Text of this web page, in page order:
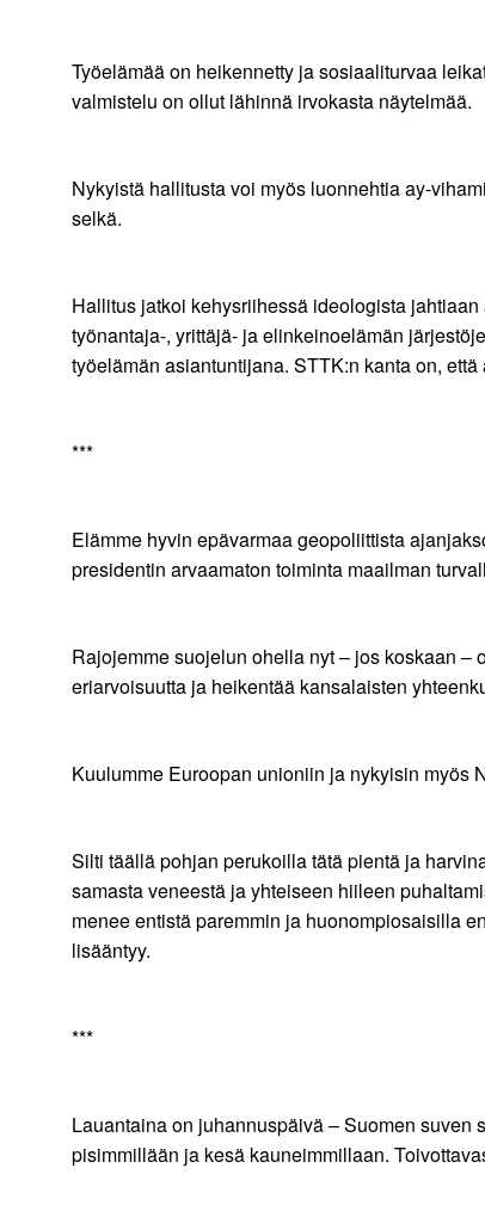
Työelämää on heikennetty ja sosiaaliturvaa
valmistelu on ollut lähinnä irvokasta näytelmää.
Nykyistä hallitusta voi myös luonnehtia ay-
selkä.
Hallitus jatkoi kehysriihessä ideologista
työnantaja-, yrittäjä- ja elinkeinoelämän
työelämän asiantuntijana. STTK:n kanta on,
***
Elämme hyvin epävarmaa geopoliittista
presidentin arvaamaton toiminta maailman
Rajojemme suojelun ohella nyt – jos koskaan
eriarvoisuutta ja heikentää kansalaisten
Kuulumme Euroopan unioniin ja nykyisin myös
Silti täällä pohjan perukoilla tätä pientä ja
samasta veneestä ja yhteiseen hiileen
menee entistä paremmin ja huonompiosaisilla
lisääntyy.
***
Lauantaina on juhannuspäivä – Suomen
pisimmillään ja kesä kauneimmillaan.